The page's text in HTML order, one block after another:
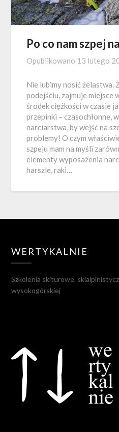
Po co nam szpej
Opublikowano 13 lutego
Nie lubimy nosić żelastwa.
podejściu, zajmuje miejsce
środek ciężkości w czasie
przepinki – czasochłonne,
narciarstwa, by wejść na
problemy! O czym
szpeju mam na myśli
elementy wyposażenia
harszle, raki…
WERTYKALNIE
Szkolenia skiturowe,
wysokogórskiej